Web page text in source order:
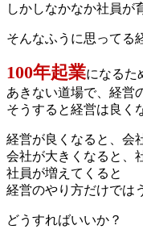
しかしなかなか社員が
そんなふうに思ってる
100年起業になるた
あきない道場で、経営
そうすると経営は良く
経営が良くなると、会
会社が大きくなると、
社員が増えてくると
経営のやり方だけでは
どうすればいいか？